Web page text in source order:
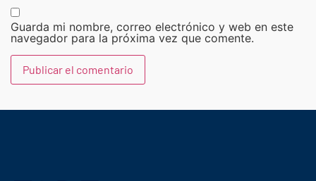
Guarda mi nombre, correo electrónico y web en este
navegador para la próxima vez que comente.